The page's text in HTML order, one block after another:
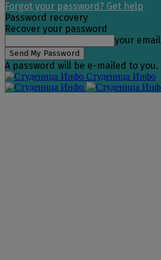
Forgot your password? Get help
Password recovery
Recover your password
your email
A password will be e-mailed to you.
Студеница Инфо